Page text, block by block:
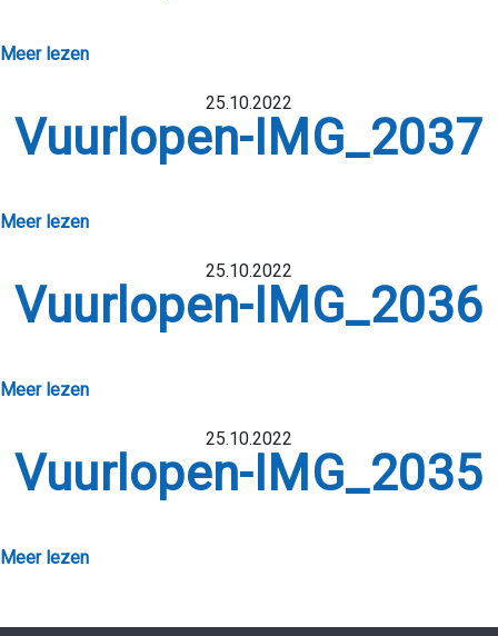
Meer lezen
25.10.2022
Vuurlopen-IMG_2037
Meer lezen
25.10.2022
Vuurlopen-IMG_2036
Meer lezen
25.10.2022
Vuurlopen-IMG_2035
Meer lezen